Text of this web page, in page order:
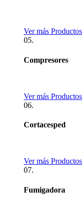
Ver más Productos
05.
Compresores
Ver más Productos
06.
Cortacesped
Ver más Productos
07.
Fumigadora